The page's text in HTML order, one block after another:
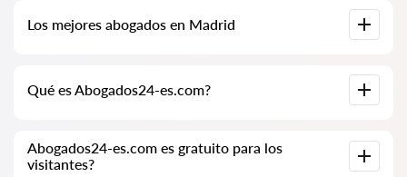
especialmente para usted. Biografías completas de los
abogados con números de teléfono.
Los mejores abogados en Madrid
información completa. Precios, opiniones, números de
teléfono y direcciones.
Qué es Abogados24-es.com?
Ayudamos a personas físicas y jurídicas, así como a empresas
extranjeras.
Abogados24-es.com es gratuito para los
visitantes?